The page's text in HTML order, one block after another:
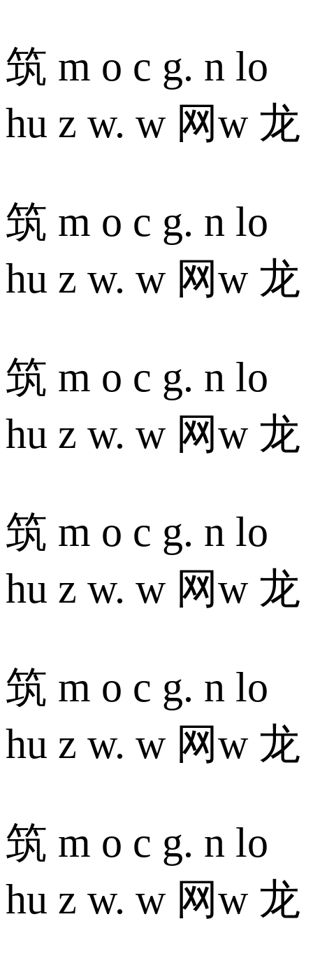
筑 m o c g. n lo
hu z w. w 网w 龙
筑 m o c g. n lo
hu z w. w 网w 龙
筑 m o c g. n lo
hu z w. w 网w 龙
筑 m o c g. n lo
hu z w. w 网w 龙
筑 m o c g. n lo
hu z w. w 网w 龙
筑 m o c g. n lo
hu z w. w 网w 龙